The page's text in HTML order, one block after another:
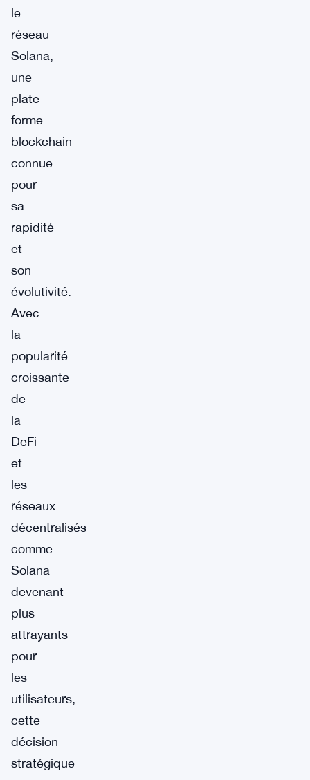
le
réseau
Solana,
une
plate-
forme
blockchain
connue
pour
sa
rapidité
et
son
évolutivité.
Avec
la
popularité
croissante
de
la
DeFi
et
les
réseaux
décentralisés
comme
Solana
devenant
plus
attrayants
pour
les
utilisateurs,
cette
décision
stratégique